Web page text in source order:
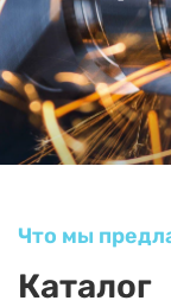
Что мы
Каталог